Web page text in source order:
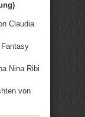
Claudia
Fantasy
Nina Ribi
von